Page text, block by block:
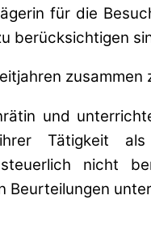
für die
berücksichtigen
und
Tätigkeit
steuerlich nicht
Beurteilungen